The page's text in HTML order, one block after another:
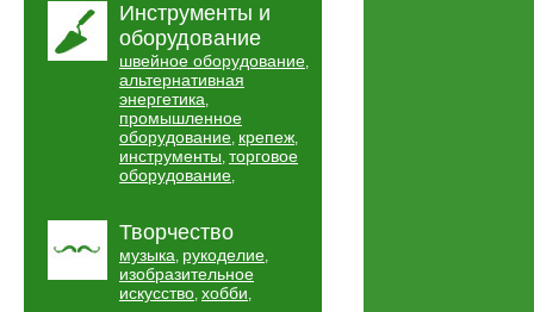
Инструменты и
оборудование
швейное оборудование,
альтернативная
энергетика,
промышленное
оборудование, крепеж,
инструменты, торговое
оборудование,
Творчество
музыка, рукоделие,
изобразительное
искусство, хобби,